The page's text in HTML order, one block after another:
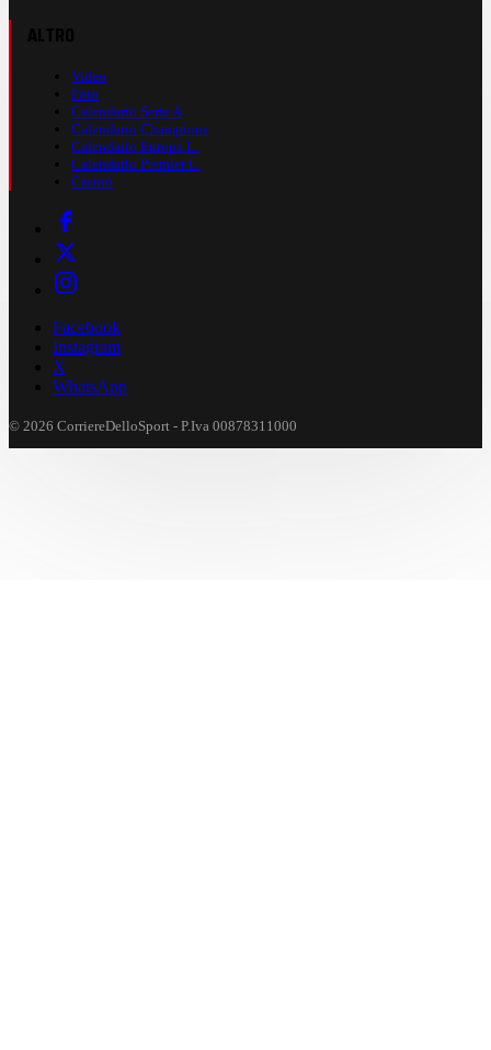
Video
Foto
Calendario Serie A
Calendario Champions
Calendario Europa L.
Calendario Premier L.
Casinò
Facebook
Instagram
X
WhatsApp
© 2026 CorriereDelloSport - P.Iva 00878311000